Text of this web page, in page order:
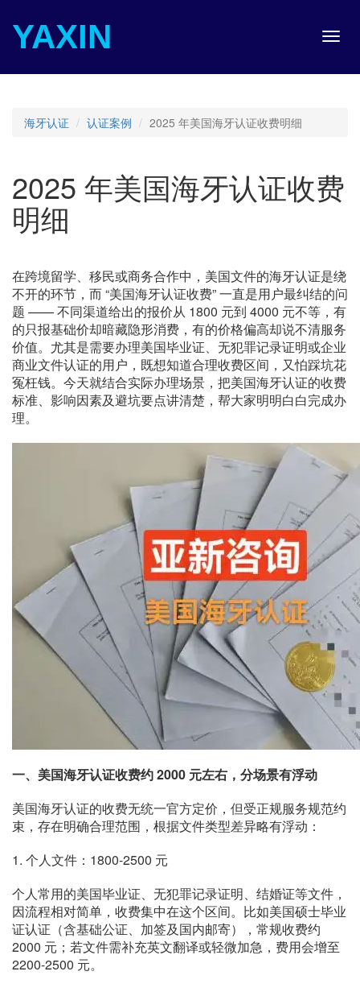
YAXIN
海牙认证 认证案例 2025 年美国海牙认证收费明细
2025 年美国海牙认证收费
明细
在跨境留学、移民或商务合作中，美国文件的海牙认证是绕
不开的环节，而 “美国海牙认证收费” 一直是用户最纠结的问
题 —— 不同渠道给出的报价从 1800 元到 4000 元不等，有
的只报基础价却暗藏隐形消费，有的价格偏高却说不清服务
价值。尤其是需要办理美国毕业证、无犯罪记录证明或企业
商业文件认证的用户，既想知道合理收费区间，又怕踩坑花
冤枉钱。今天就结合实际办理场景，把美国海牙认证的收费
标准、影响因素及避坑要点讲清楚，帮大家明明白白完成办
理。
一、美国海牙认证收费约 2000 元左右，分场景有浮动
美国海牙认证的收费无统一官方定价，但受正规服务规范约
束，存在明确合理范围，根据文件类型差异略有浮动：
1. 个人文件：1800-2500 元
个人常用的美国毕业证、无犯罪记录证明、结婚证等文件，
因流程相对简单，收费集中在这个区间。比如美国硕士毕业
证认证（含基础公证、加签及国内邮寄），常规收费约
2000 元；若文件需补充英文翻译或轻微加急，费用会增至
2200-2500 元。